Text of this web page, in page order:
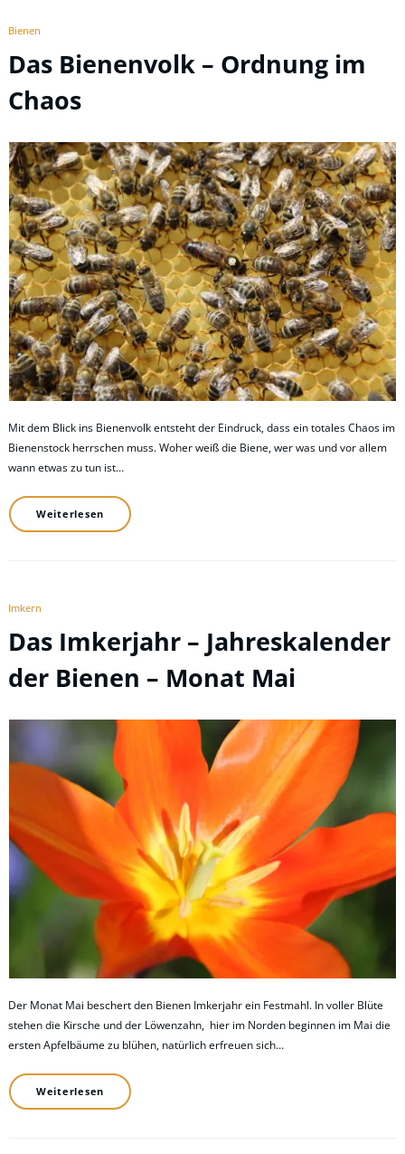
Bienen
Das Bienenvolk – Ordnung im
Chaos
Mit dem Blick ins Bienenvolk entsteht der Eindruck, dass ein totales Chaos im
Bienenstock herrschen muss. Woher weiß die Biene, wer was und vor allem
wann etwas zu tun ist…
Weiterlesen
Imkern
Das Imkerjahr – Jahreskalender
der Bienen – Monat Mai
Der Monat Mai beschert den Bienen Imkerjahr ein Festmahl. In voller Blüte
stehen die Kirsche und der Löwenzahn, hier im Norden beginnen im Mai die
ersten Apfelbäume zu blühen, natürlich erfreuen sich…
Weiterlesen